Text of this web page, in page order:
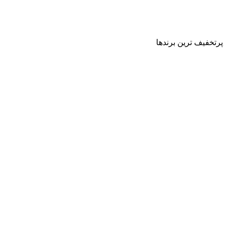
پرتخفیف ترین برندها